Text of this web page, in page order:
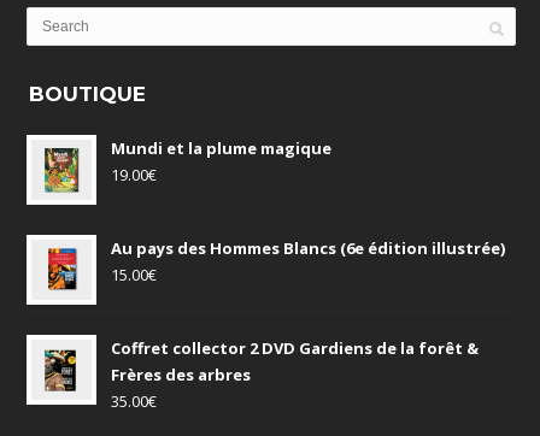
BOUTIQUE
Mundi et la plume magique
19.00€
Au pays des Hommes Blancs (6e édition illustrée)
15.00€
Coffret collector 2 DVD Gardiens de la forêt &
Frères des arbres
35.00€